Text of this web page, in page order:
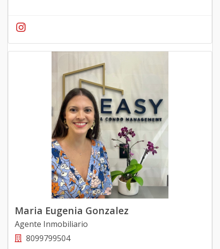
Maria Eugenia Gonzalez
Agente Inmobiliario
8099799504